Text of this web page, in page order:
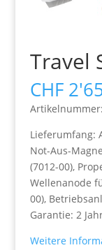
Travel
CHF
Lieferumfang:
Not-Aus-
(7012-00),
Wellenanode
00),
Garantie: 2
Weitere